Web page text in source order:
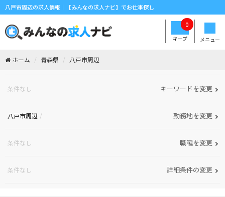
八戸市周辺の求人情報｜【みんなの求人ナビ】でお仕事探し
メニュー
キープ
0
ホーム 青森県 八戸市周辺
条件なし キーワードを変更
八戸市周辺 勤務地を変更
条件なし 職種を変更
条件なし 詳細条件の変更